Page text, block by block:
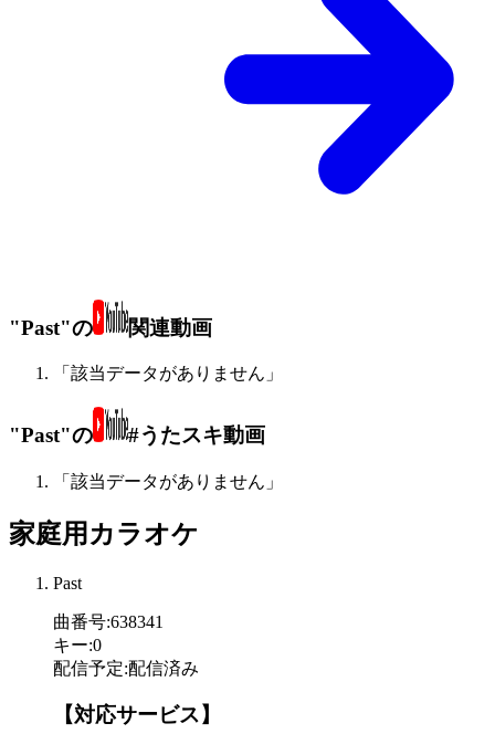
"Past"の 関連動画
「該当データがありません」
"Past"の #うたスキ動画
「該当データがありません」
家庭用カラオケ
Past
曲番号:638341
キー:0
配信予定:配信済み
【対応サービス】